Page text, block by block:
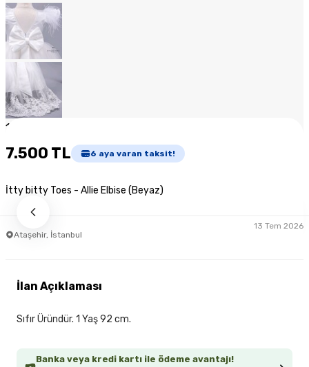
1
7.500 TL 6 aya varan taksit!
İtty bitty Toes - Allie Elbise (Beyaz)
Ataşehir, İstanbul
13 Tem 2026
Banka veya kredi kartı ile ödeme avantajı!
İlan Açıklaması
Sıfır Üründür. 1 Yaş 92 cm.